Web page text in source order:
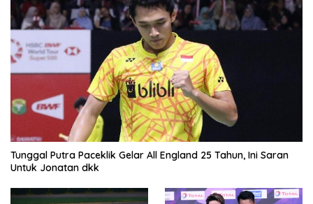
Tunggal Putra Paceklik Gelar All England 25 Tahun, Ini Saran
Untuk Jonatan dkk